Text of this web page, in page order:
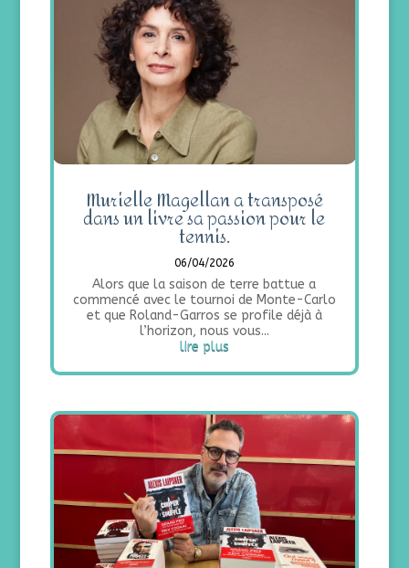
Murielle Magellan a transposé
dans un livre sa passion pour le
tennis.
06/04/2026
Alors que la saison de terre battue a
commencé avec le tournoi de Monte-Carlo
et que Roland-Garros se profile déjà à
l’horizon, nous vous...
lire plus